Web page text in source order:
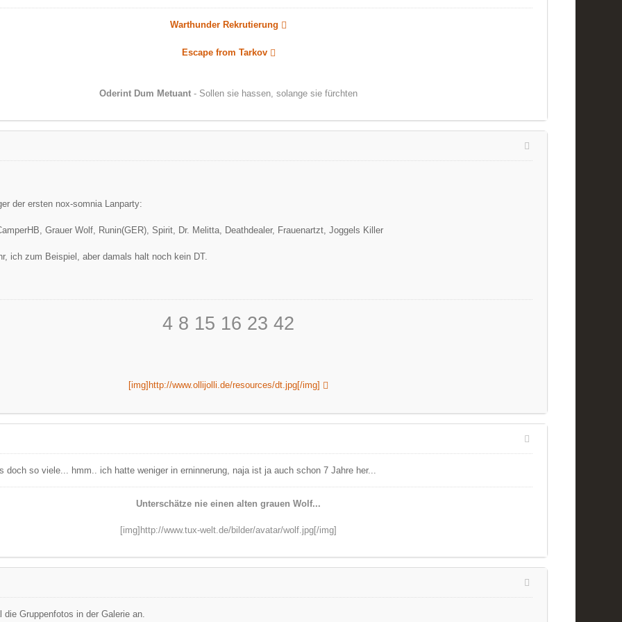
Warthunder Rekrutierung
Escape from Tarkov
Oderint Dum Metuant - Sollen sie hassen, solange sie fürchten
der ersten nox-somnia Lanparty:
Grauer Wolf, Runin(GER), Spirit, Dr. Melitta, Deathdealer, Frauenartzt, Joggels Killer
ich zum Beispiel, aber damals halt noch kein DT.
4 8 15 16 23 42
[img]http://www.ollijolli.de/resources/dt.jpg[/img]
doch so viele... hmm.. ich hatte weniger in erninnerung, naja ist ja auch schon 7 Jahre her...
Unterschätze nie einen alten grauen Wolf...
[img]http://www.tux-welt.de/bilder/avatar/wolf.jpg[/img]
die Gruppenfotos in der Galerie an.